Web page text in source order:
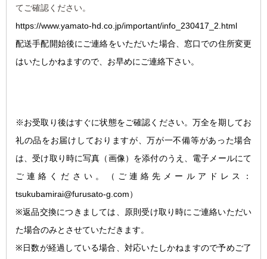
てご確認ください。
https://www.yamato-hd.co.jp/important/info_230417_2.html
配送手配開始後にご連絡をいただいた場合、窓口での住所変更
はいたしかねますので、お早めにご連絡下さい。
※お受取り後はすぐに状態をご確認ください。万全を期してお
礼の品をお届けしておりますが、万が一不備等があった場合
は、受け取り時に写真（画像）を添付のうえ、電子メールにて
ご連絡ください。
（ご連絡先メールアドレス：
tsukubamirai@furusato-g.com）
※返品交換につきましては、原則受け取り時にご連絡いただい
た場合のみとさせていただきます。
※日数が経過している場合、対応いたしかねますので予めご了